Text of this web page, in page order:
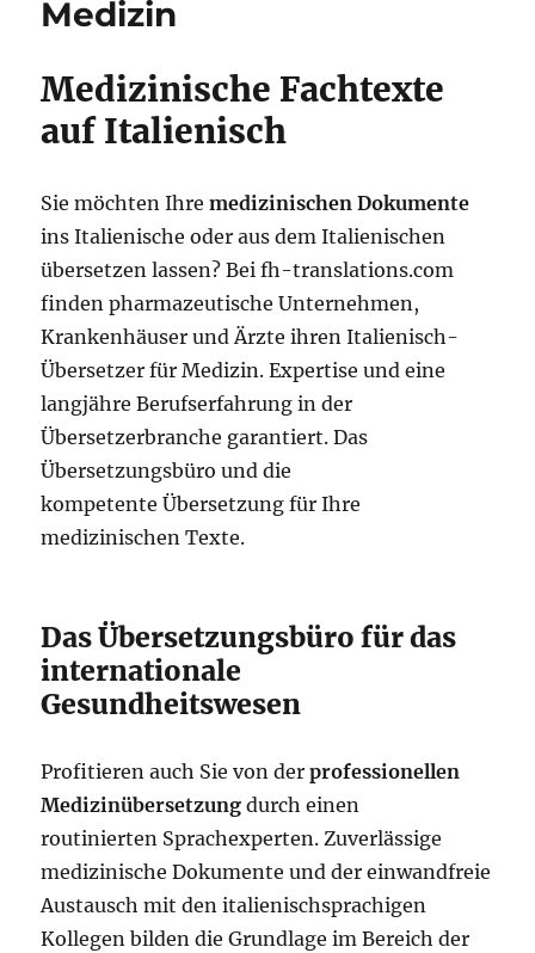
Medizin
Medizinische Fachtexte
auf Italienisch
Sie möchten Ihremedizinischen Dokumente
ins Italienische oder aus dem Italienischen
übersetzen lassen? Bei fh-translations.com
finden pharmazeutische Unternehmen,
Krankenhäuser und Ärzte ihren Italienisch-
Übersetzer für Medizin. Expertise und eine
langjähre Berufserfahrung in der
Übersetzerbranche garantiert. Das
Übersetzungsbüro und die
kompetente Übersetzung für Ihre
medizinischen Texte.
Das Übersetzungsbüro für das
internationale
Gesundheitswesen
Profitieren auch Sie von derprofessionellen
Medizinübersetzung durch einen
routinierten Sprachexperten. Zuverlässige
medizinische Dokumente und der einwandfreie
Austausch mit den italienischsprachigen
Kollegen bilden die Grundlage im Bereich der